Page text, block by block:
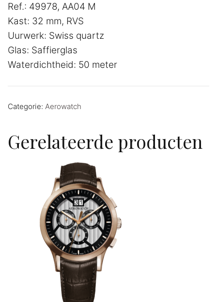
Ref.: 49978, AA04 M
Kast: 32 mm, RVS
Uurwerk: Swiss quartz
Glas: Saffierglas
Waterdichtheid: 50 meter
Categorie: Aerowatch
Gerelateerde producten